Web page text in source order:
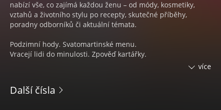
nabízí vše, co zajímá každou ženu – od módy, kosmetiky,
vztahů a životního stylu po recepty, skutečné příběhy,
poradny odborníků či aktuální témata.
Podzimní hody. Svatomartinské menu.
Vracejí lidi do minulosti. Zpověď kartářky.
Kabáty na zahřátí i parádu.
více
Další čísla